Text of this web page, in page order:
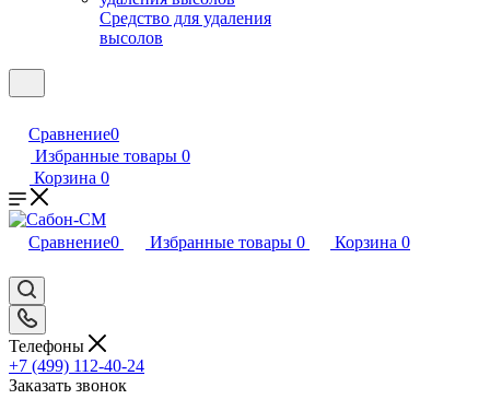
Средство для удаления
высолов
Сравнение0
Избранные товары 0
Корзина 0
Сравнение0 Избранные товары 0 Корзина 0
Телефоны
+7 (499) 112-40-24
Заказать звонок